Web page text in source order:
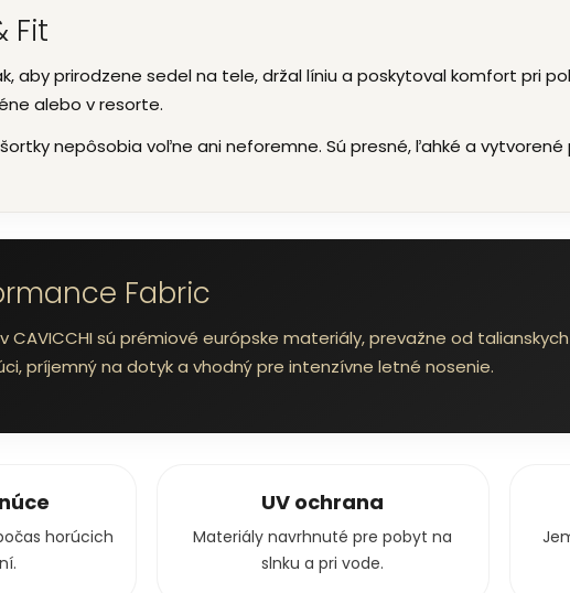
Fit
aby prirodzene sedel na tele, držal líniu a poskytoval komfort pri
alebo v resorte.
šortky nepôsobia voľne ani neforemne. Sú presné, ľahké a
Fabric
CAVICCHI sú prémiové európske materiály, prevažne od
príjemný na dotyk a vhodný pre intenzívne letné nosenie.
horúcich
UV ochrana
Materiály navrhnuté pre pobyt na
slnku a pri vode.